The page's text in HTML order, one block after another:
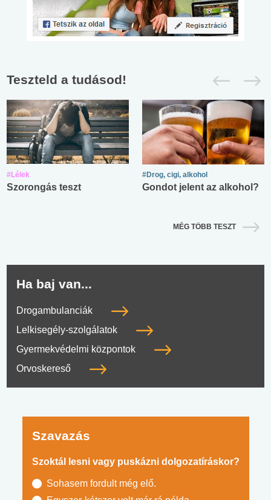
Teszteld a tudásod!
#Lélek
Szorongás teszt
#Drog, cigi, alkohol
Gondot jelent az alkohol?
MÉG TÖBB TESZT
Ha baj van...
Drogambulanciák
Lelkisegély-szolgálatok
Gyermekvédelmi központok
Orvoskereső
Szavazás
Szoktál lesni vagy puskázni dolgozatíráskor?
Sohasem fordult még elő.